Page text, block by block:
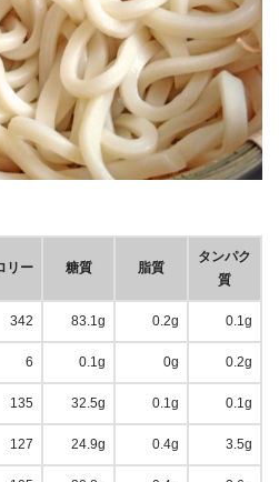
リー 糖質 脂質
タンパク
質
342 83.1g 0.2g 0.1g
6 0.1g 0g 0.2g
135 32.5g 0.1g 0.1g
127 24.9g 0.4g 3.5g